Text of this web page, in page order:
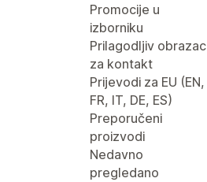
Promocije u
izborniku
Prilagodljiv obrazac
za kontakt
Prijevodi za EU (EN,
FR, IT, DE, ES)
Preporučeni
proizvodi
Nedavno
pregledano